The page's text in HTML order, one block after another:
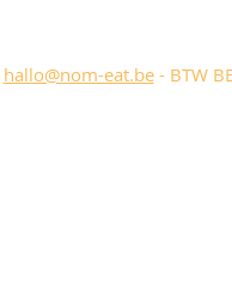
hallo@nom-eat.be- BTW